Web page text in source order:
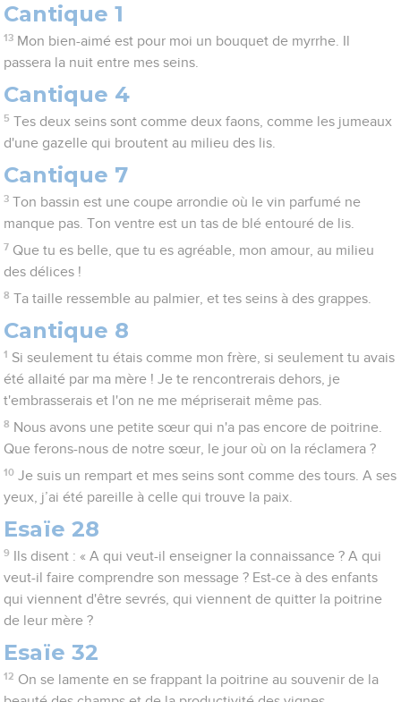
Cantique 1
13 Mon bien-aimé est pour moi un bouquet de myrrhe. Il
passera la nuit entre mes seins.
Cantique 4
5 Tes deux seins sont comme deux faons, comme les jumeaux
d'une gazelle qui broutent au milieu des lis.
Cantique 7
3 Ton bassin est une coupe arrondie où le vin parfumé ne
manque pas. Ton ventre est un tas de blé entouré de lis.
7 Que tu es belle, que tu es agréable, mon amour, au milieu
des délices !
8 Ta taille ressemble au palmier, et tes seins à des grappes.
Cantique 8
1 Si seulement tu étais comme mon frère, si seulement tu avais
été allaité par ma mère ! Je te rencontrerais dehors, je
t'embrasserais et l'on ne me mépriserait même pas.
8 Nous avons une petite sœur qui n'a pas encore de poitrine.
Que ferons-nous de notre sœur, le jour où on la réclamera ?
10 Je suis un rempart et mes seins sont comme des tours. A ses
yeux, j’ai été pareille à celle qui trouve la paix.
Esaïe 28
9
Ils disent : « A qui veut-il enseigner la connaissance ? A qui
veut-il faire comprendre son message ? Est-ce à des enfants
qui viennent d'être sevrés, qui viennent de quitter la poitrine
de leur mère ?
Esaïe 32
12 On se lamente en se frappant la poitrine au souvenir de la